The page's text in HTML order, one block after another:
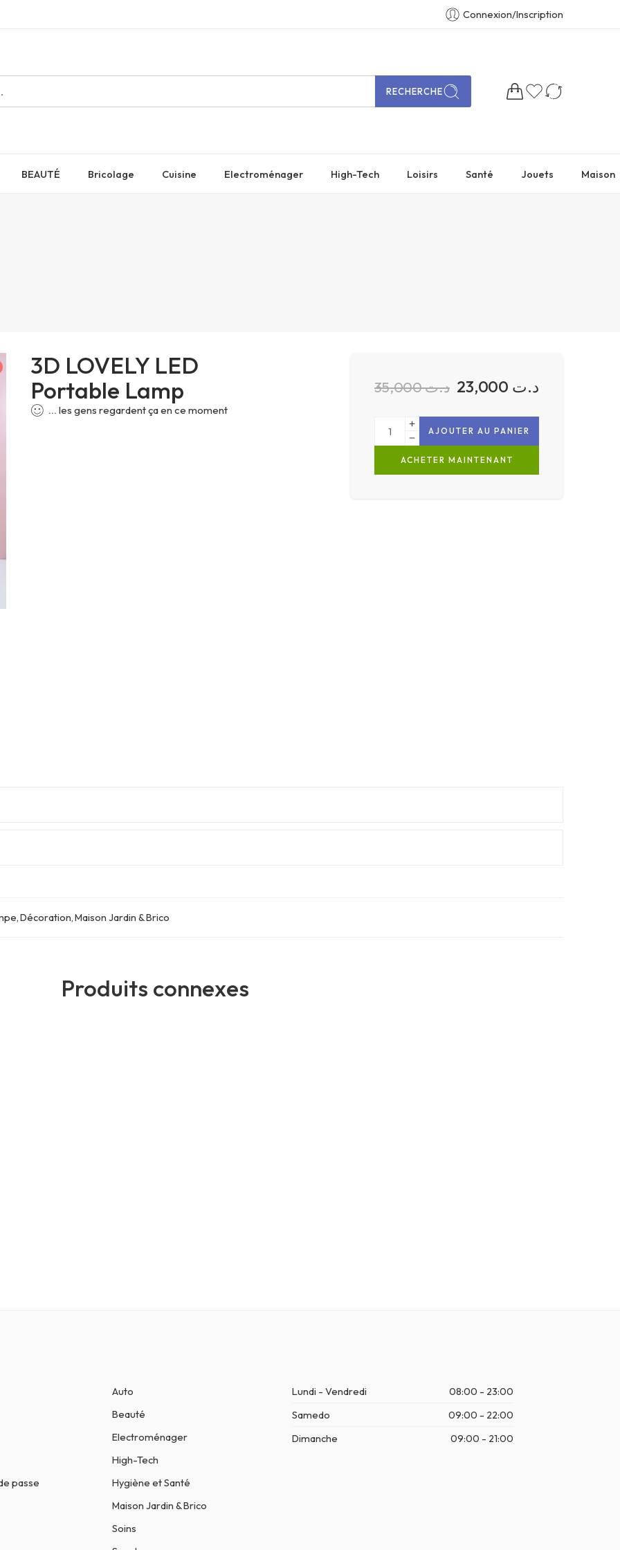
Connexion/Inscription
RECHERCHE
BEAUTÉ Bricolage Cuisine Electroménager High-Tech Loisirs Santé Jouets Maison
3D LOVELY LED
Portable Lamp
... les gens regardent ça en ce moment
د.ت35,000 د.ت
AJOUTER AU PANIER
ACHETER MAINTENANT
,Décoration,Maison Jardin & Brico
Produits connexes
passe
Auto
Beauté
Electroménager
High-Tech
Hygiène et Santé
Maison Jardin & Brico
Soins
Lundi - Vendredi
08:00 - 23:00
Samedo
09:00 - 22:00
Dimanche
09:00 - 21:00